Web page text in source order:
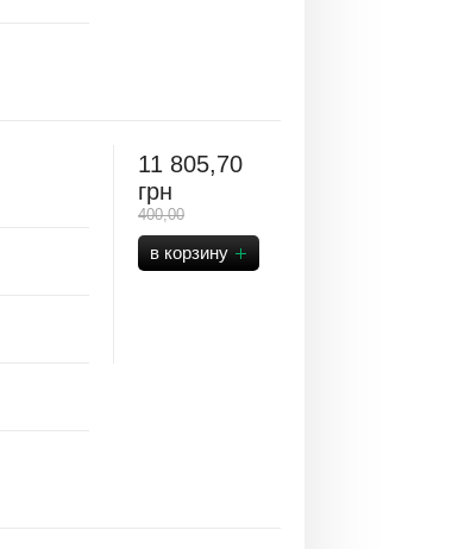
11 805,70
грн
400,00